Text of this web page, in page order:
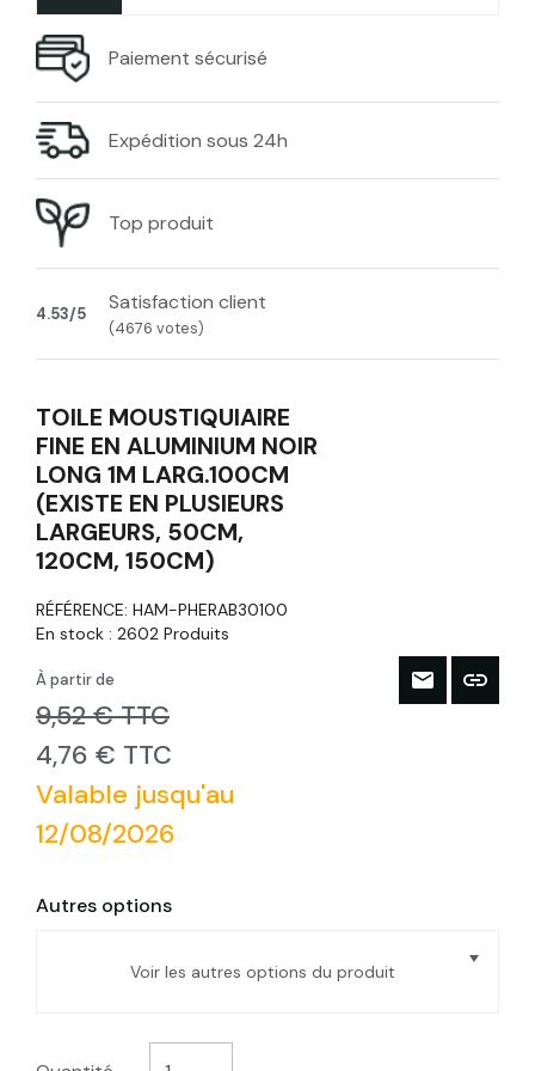
Paiement sécurisé
Expédition sous 24h
Top produit
4.53/5 Satisfaction client
(4676 votes)
TOILE MOUSTIQUIAIRE
FINE EN ALUMINIUM NOIR
LONG 1M LARG.100CM
(EXISTE EN PLUSIEURS
LARGEURS, 50CM,
120CM, 150CM)
RÉFÉRENCE: HAM-PHERAB30100
En stock : 2602 Produits
À partir de
9,52 € TTC
4,76 € TTC
Valable jusqu'au
12/08/2026
Autres options
Voir les autres options du produit
Toile moustiquiaire fine en aluminium noir
Long 1m Larg.50cm